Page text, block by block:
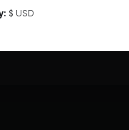
App
$ USD